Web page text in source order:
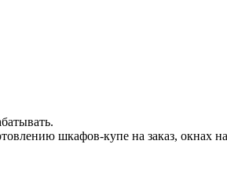
шкафов-купе на заказ, окнах